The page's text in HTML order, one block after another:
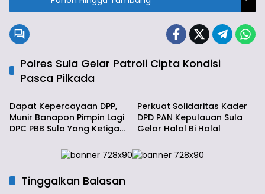
Polres Sula Gelar Patroli Cipta Kondisi
Pasca Pilkada
Politik
Dapat Kepercayaan DPP,
Munir Banapon Pimpin Lagi
DPC PBB Sula Yang Ketiga
Perkuat Solidaritas Kader
DPD PAN Kepulauan Sula
Gelar Halal Bi Halal
Tinggalkan Balasan